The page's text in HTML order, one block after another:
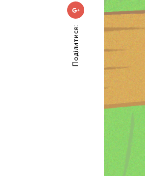
Поділитися: